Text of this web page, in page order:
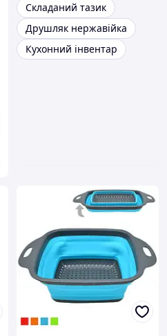
Складаний тазик
Друшляк нержавійка
Кухонний інвентар